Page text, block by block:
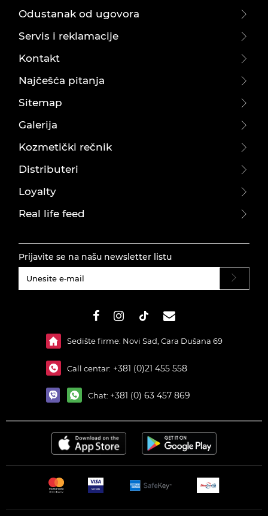
Odustanak od ugovora
Servis i reklamacije
Kontakt
Najčešća pitanja
Sitemap
Galerija
Kozmetički rečnik
Distributeri
Loyalty
Real life feed
Prijavite se na našu newsletter listu
Sedište firme: Novi Sad, Cara Dušana 69
Call centar: +381 (0)21 455 558
Chat: +381 (0) 63 457 869